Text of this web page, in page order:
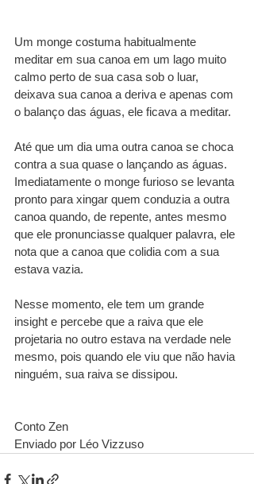
Um monge costuma habitualmente
meditar em sua canoa em um lago muito
calmo perto de sua casa sob o luar,
deixava sua canoa a deriva e apenas com
o balanço das águas, ele ficava a meditar.
Até que um dia uma outra canoa se choca
contra a sua quase o lançando as águas.
Imediatamente o monge furioso se levanta
pronto para xingar quem conduzia a outra
canoa quando, de repente, antes mesmo
que ele pronunciasse qualquer palavra, ele
nota que a canoa que colidia com a sua
estava vazia.
Nesse momento, ele tem um grande
insight e percebe que a raiva que ele
projetaria no outro estava na verdade nele
mesmo, pois quando ele viu que não havia
ninguém, sua raiva se dissipou.
Conto Zen
Enviado por Léo Vizzuso